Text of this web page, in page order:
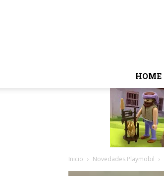
HOME
Inicio Novedades Playmobil